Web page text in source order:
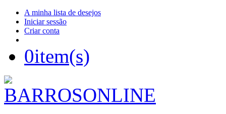
A minha lista de desejos
Iniciar sessão
Criar conta
0item(s)